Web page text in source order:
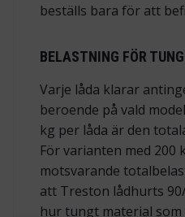
beställs bara för att
BELASTNING FÖR
Varje låda klarar
beroende på vald
kg per låda är den
För varianten med 200
motsvarande
att Treston lådhurts
hur tungt material